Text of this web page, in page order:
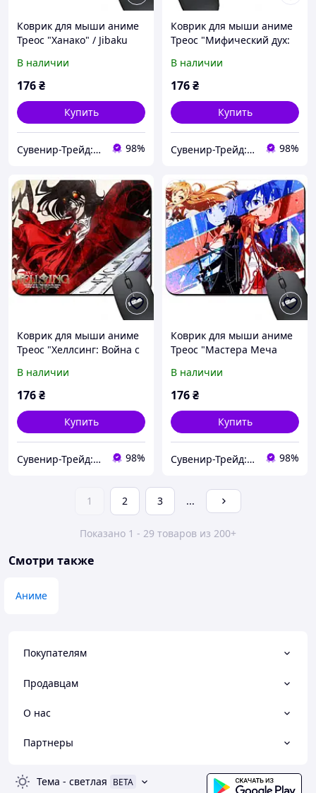
Коврик для мыши аниме
Треос "Ханако" / Jibaku
Арт. 938024 )
В наличии
176₴
Купить
Сувенир-Трейд: изготовление и продажа сувенирной и печатной продукции. 98%
Коврик для мыши аниме
Треос "Мифический дух:
( Арт. 938025 )
В наличии
176₴
Купить
Сувенир-Трейд: изготовление и продажа сувенирной и печатной продукции. 98%
Коврик для мыши аниме
Треос "Хеллсинг: Война с
Арт. 938026 )
В наличии
176₴
Купить
Сувенир-Трейд: изготовление и продажа сувенирной и печатной продукции. 98%
Коврик для мыши аниме
Треос "Мастера Меча
Online ( Арт. 938028 )
В наличии
176₴
Купить
Сувенир-Трейд: изготовление и продажа сувенирной и печатной продукции. 98%
1 2 3 ...
Показано 1 - 29 товаров из 200+
Смотри также
Аниме
Покупателям
Продавцам
О нас
Партнеры
Тема - светлая BETA